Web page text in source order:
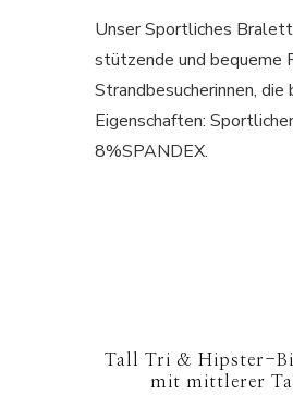
Unser Sportliches
stützende und bequeme
Strandbesucherinnen,
Eigenschaften:
8%SPANDEX.
Tall Tri & Hipster-
mit mittlerer